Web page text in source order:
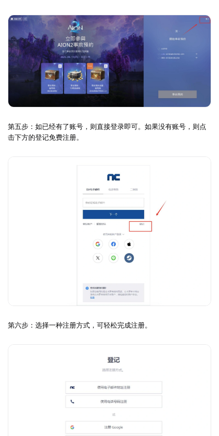
第五步：如已经有了账号，则直接登录即可。如果没有账号，则点
击下方的登记免费注册。
第六步：选择一种注册方式，可轻松完成注册。